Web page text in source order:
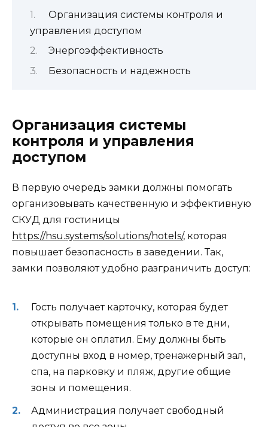
Организация системы контроля и
управления доступом
Энергоэффективность
Безопасность и надежность
Организация системы
контроля и управления
доступом
В первую очередь замки должны помогать
организовывать качественную и эффективную
СКУД для гостиницы
https://hsu.systems/solutions/hotels/, которая
повышает безопасность в заведении. Так,
замки позволяют удобно разграничить доступ:
Гость получает карточку, которая будет
открывать помещения только в те дни,
которые он оплатил. Ему должны быть
доступны вход в номер, тренажерный зал,
спа, на парковку и пляж, другие общие
зоны и помещения.
Администрация получает свободный